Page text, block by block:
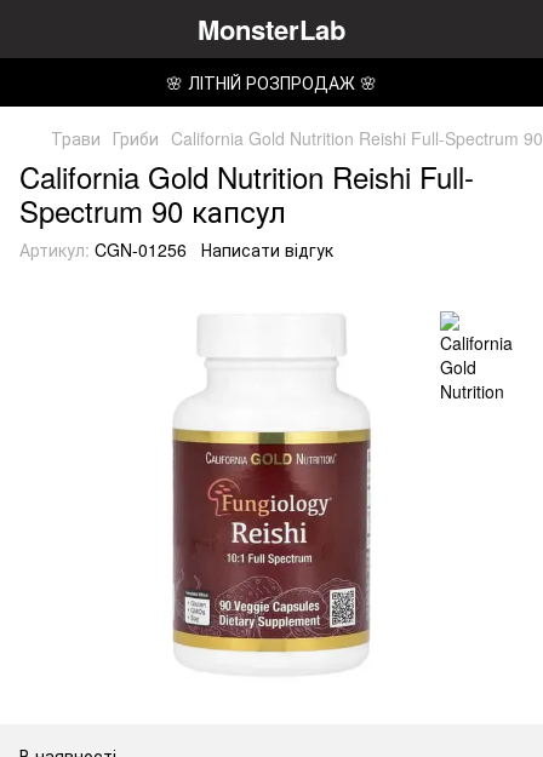
MonsterLab
🌸 ЛІТНІЙ РОЗПРОДАЖ 🌸
Трави Гриби California Gold Nutrition Reishi Full-Spectrum
California Gold Nutrition Reishi Full-
Spectrum 90 капсул
Артикул: CGN-01256 Написати відгук